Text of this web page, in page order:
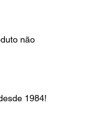
não
1984!